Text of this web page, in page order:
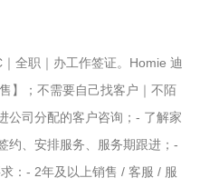
全职｜办工作签证。Homie 迪
】；不需要自己找客户｜不陌
公司分配的客户咨询；- 了解家
约、安排服务、服务期跟进；-
：- 2年及以上销售 / 客服 / 服